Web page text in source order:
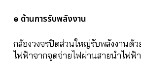
๏ ด้านการรับพลังงาน
กล้องวงจรปิดส่วนใหญ่รับพลังงานด้ว
ไฟฟ้าจากจุดจ่ายไฟผ่านสายนำไฟฟ้